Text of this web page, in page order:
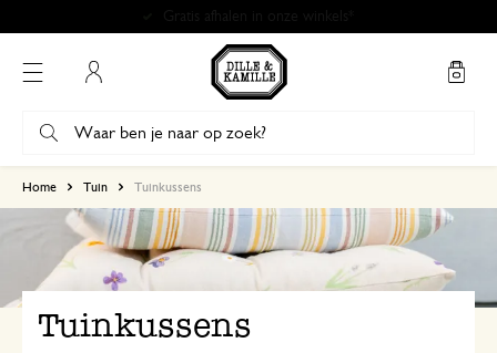
Home Tuin Tuinkussens
Tuinkussens